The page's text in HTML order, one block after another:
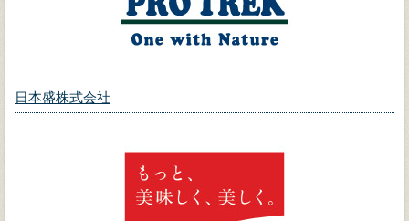
日本盛株式会社